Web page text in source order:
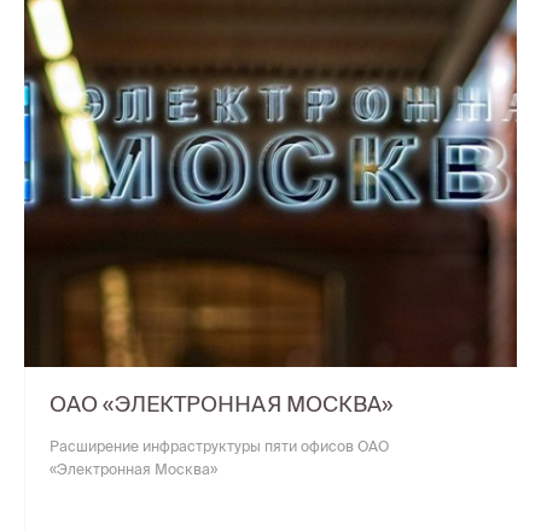
ОАО «ЭЛЕКТРОННАЯ МОСКВА»
Расширение инфраструктуры пяти офисов ОАО
«Электронная Москва»